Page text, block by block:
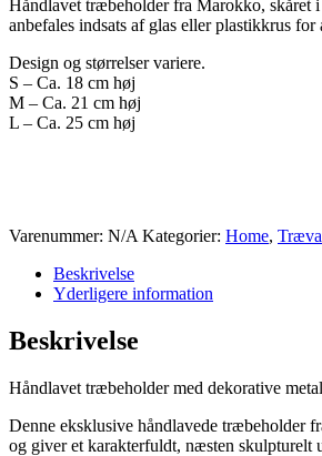
Håndlavet træbeholder fra Marokko, skåret i
anbefales indsats af glas eller plastikkrus for
Design og størrelser variere.
S – Ca. 18 cm høj
M – Ca. 21 cm høj
L – Ca. 25 cm høj
Varenummer: N/A Kategorier: Home,
Beskrivelse
Yderligere information
Beskrivelse
Håndlavet træbeholder med dekorative
Denne eksklusive håndlavede træbeholder
og giver et karakterfuldt, næsten skulpturelt